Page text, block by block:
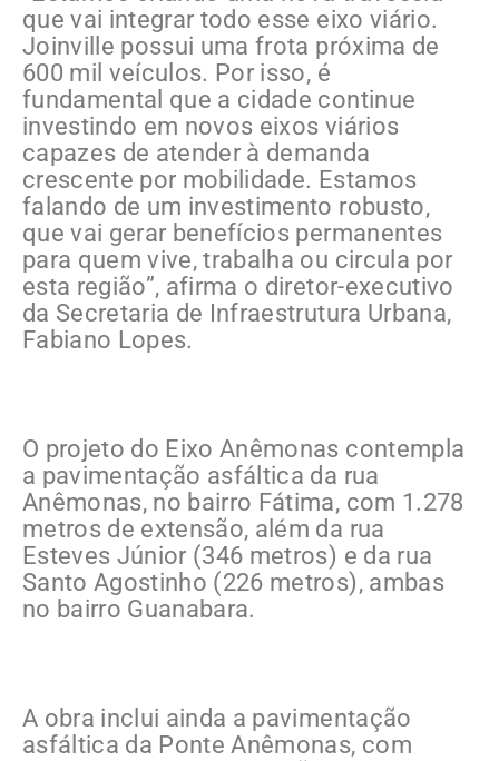
que vai integrar todo esse eixo viário.
Joinville possui uma frota próxima de
600 mil veículos. Por isso, é
fundamental que a cidade continue
investindo em novos eixos viários
capazes de atender à demanda
crescente por mobilidade. Estamos
falando de um investimento robusto,
que vai gerar benefícios permanentes
para quem vive, trabalha ou circula por
esta região”, afirma o diretor-executivo
da Secretaria de Infraestrutura Urbana,
Fabiano Lopes.
O projeto do Eixo Anêmonas contempla
a pavimentação asfáltica da rua
Anêmonas, no bairro Fátima, com 1.278
metros de extensão, além da rua
Esteves Júnior (346 metros) e da rua
Santo Agostinho (226 metros), ambas
no bairro Guanabara.
A obra inclui ainda a pavimentação
asfáltica da Ponte Anêmonas, com